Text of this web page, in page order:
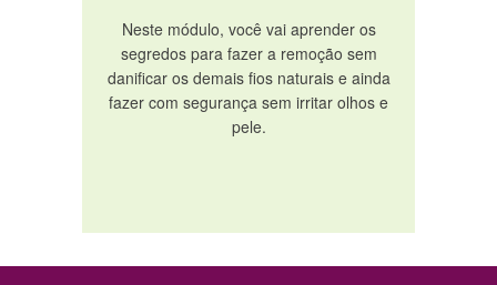
Neste módulo, você vai aprender os
segredos para fazer a remoção sem
danificar os demais fios naturais e ainda
fazer com segurança sem irritar olhos e
pele.